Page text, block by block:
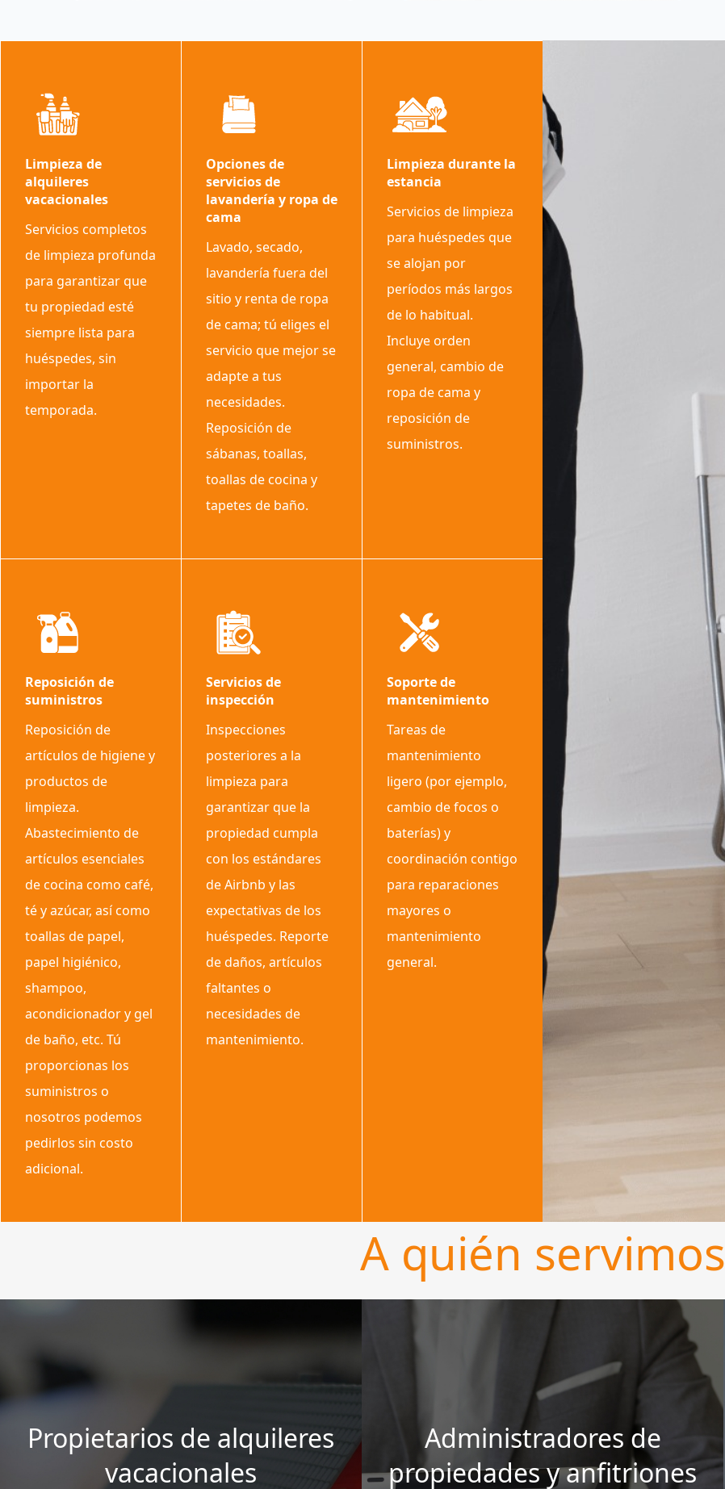
Limpieza de
alquileres
vacacionales
Servicios completos
de limpieza profunda
para garantizar que
tu propiedad esté
siempre lista para
huéspedes, sin
importar la
temporada.
Opciones de
servicios de
lavandería y ropa de
cama
Lavado, secado,
lavandería fuera del
sitio y renta de ropa
de cama; tú eliges el
servicio que mejor se
adapte a tus
necesidades.
Reposición de
sábanas, toallas,
toallas de cocina y
tapetes de baño.
Limpieza durante la
estancia
Servicios de limpieza
para huéspedes que
se alojan por
períodos más largos
de lo habitual.
Incluye orden
general, cambio de
ropa de cama y
reposición de
suministros.
Reposición de
suministros
Reposición de
artículos de higiene y
productos de
limpieza.
Abastecimiento de
artículos esenciales
de cocina como café,
té y azúcar, así como
toallas de papel,
papel higiénico,
shampoo,
acondicionador y gel
de baño, etc. Tú
proporcionas los
suministros o
nosotros podemos
pedirlos sin costo
adicional.
Servicios de
inspección
Inspecciones
posteriores a la
limpieza para
garantizar que la
propiedad cumpla
con los estándares
de Airbnb y las
expectativas de los
huéspedes. Reporte
de daños, artículos
faltantes o
necesidades de
mantenimiento.
Soporte de
mantenimiento
Tareas de
mantenimiento
ligero (por ejemplo,
cambio de focos o
baterías) y
coordinación contigo
para reparaciones
mayores o
mantenimiento
general.
A quién servimos
Propietarios de alquileres
vacacionales
Administradores de
propiedades y anfitriones